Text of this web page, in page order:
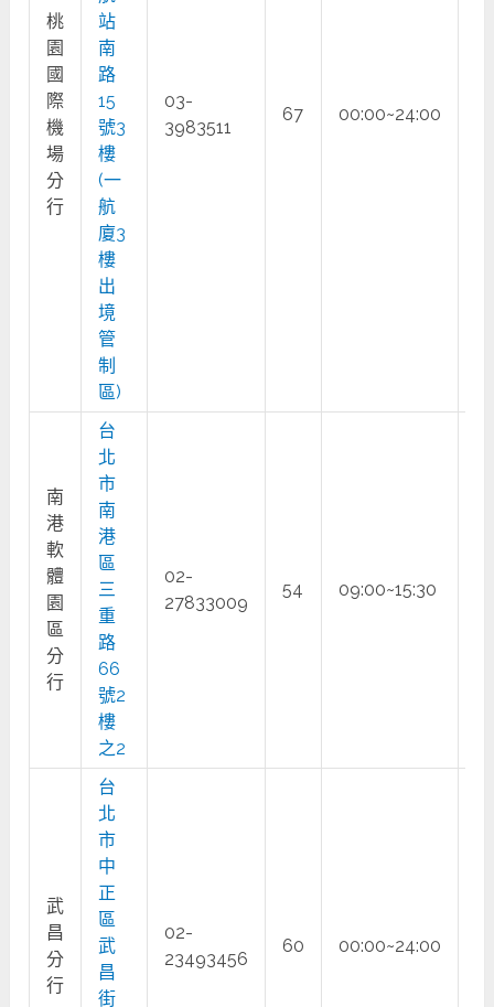
桃
園
國
際
機
場
分
行
站
南
路
15
號3
樓
(一
航
廈3
樓
出
境
管
制
區)
03-
3983511
67 00:00~24:00
南
港
軟
體
園
區
分
行
台
北
市
南
港
區
三
重
路
66
號2
樓
之2
02-
27833009
54 09:00~15:30
武
昌
分
行
台
北
市
中
正
區
武
昌
街
02-
23493456
60 00:00~24:00